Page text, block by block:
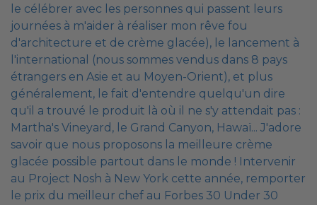
le célébrer avec les personnes qui passent leurs
journées à m'aider à réaliser mon rêve fou
d'architecture et de crème glacée), le lancement à
l'international (nous sommes vendus dans 8 pays
étrangers en Asie et au Moyen-Orient), et plus
généralement, le fait d'entendre quelqu'un dire
qu'il a trouvé le produit là où il ne s'y attendait pas :
Martha's Vineyard, le Grand Canyon, Hawaï... J'adore
savoir que nous proposons la meilleure crème
glacée possible partout dans le monde ! Intervenir
au Project Nosh à New York cette année, remporter
le prix du meilleur chef au Forbes 30 Under 30